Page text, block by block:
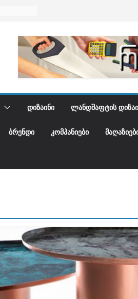
ᲓᲘᲖᲐᲘᲜᲘ ᲚᲐᲜᲓᲨᲐᲤᲢᲘᲡ
ᲑᲠᲔᲜᲓᲘ ᲙᲝᲛᲞᲐᲜᲘᲔᲑᲘ